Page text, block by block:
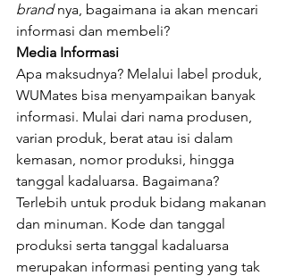
brand nya, bagaimana ia akan mencari
informasi dan membeli?
Media Informasi
Apa maksudnya? Melalui label produk,
WUMates bisa menyampaikan banyak
informasi. Mulai dari nama produsen,
varian produk, berat atau isi dalam
kemasan, nomor produksi, hingga
tanggal kadaluarsa. Bagaimana?
Terlebih untuk produk bidang makanan
dan minuman. Kode dan tanggal
produksi serta tanggal kadaluarsa
merupakan informasi penting yang tak